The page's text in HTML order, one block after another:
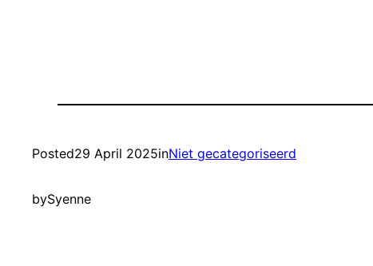
Posted29 April 2025inNiet gecategoriseerd
bySyenne